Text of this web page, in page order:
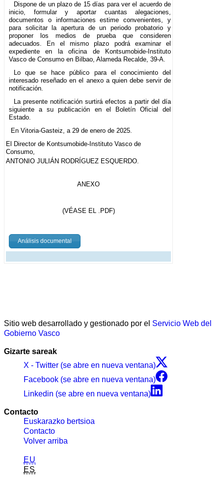
Dispone de un plazo de 15 días para ver el acuerdo de
inicio, formular y aportar cuantas alegaciones,
documentos o informaciones estime convenientes, y
para solicitar la apertura de un periodo probatorio y
proponer los medios de prueba que consideren
adecuados. En el mismo plazo podrá examinar el
expediente en la oficina de Kontsumobide-Instituto
Vasco de Consumo en Bilbao, Alameda Recalde, 39-A.
Lo que se hace público para el conocimiento del
interesado reseñado en el anexo a quien debe servir de
notificación.
La presente notificación surtirá efectos a partir del día
siguiente a su publicación en el Boletín Oficial del
Estado.
En Vitoria-Gasteiz, a 29 de enero de 2025.
El Director de Kontsumobide-Instituto Vasco de
Consumo,
ANTONIO JULIÁN RODRÍGUEZ ESQUERDO.
ANEXO
(VÉASE EL .PDF)
Análisis documental
Sitio web desarrollado y gestionado por el Servicio Web del
Gobierno Vasco
Gizarte sareak
X - Twitter (se abre en nueva ventana)
Facebook (se abre en nueva ventana)
Linkedin (se abre en nueva ventana)
Contacto
Euskarazko bertsioa
Contacto
Volver arriba
EU
ES